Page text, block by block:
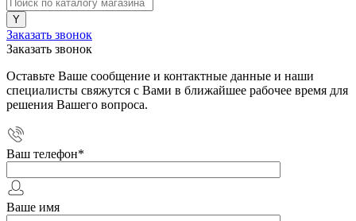
Заказать звонок
Заказать звонок
Оставьте Ваше сообщение и контактные данные и наши
специалисты свяжутся с Вами в ближайшее рабочее время для
решения Вашего вопроса.
Ваш телефон*
Ваше имя